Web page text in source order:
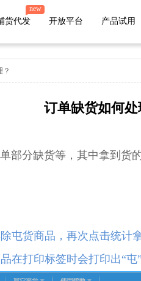
有赞 小
云集 贝
货代发
new
开放平台 产品试用
？
订单缺货如何处
分缺货等，其中拿到货
屯货商品，再次点击统计
在打印标签时会打印出“屯”